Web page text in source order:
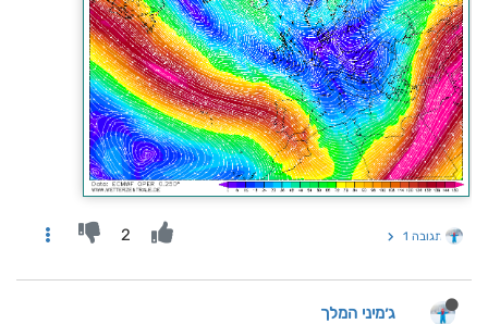
תגובה 1 2
ג׳מיני המלך